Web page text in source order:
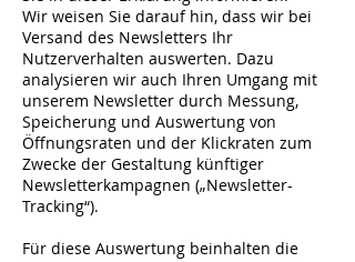
Wir weisen Sie darauf hin, dass wir bei
Versand des Newsletters Ihr
Nutzerverhalten auswerten. Dazu
analysieren wir auch Ihren Umgang mit
unserem Newsletter durch Messung,
Speicherung und Auswertung von
Öffnungsraten und der Klickraten zum
Zwecke der Gestaltung künftiger
Newsletterkampagnen („Newsletter-
Tracking“).
Für diese Auswertung beinhalten die